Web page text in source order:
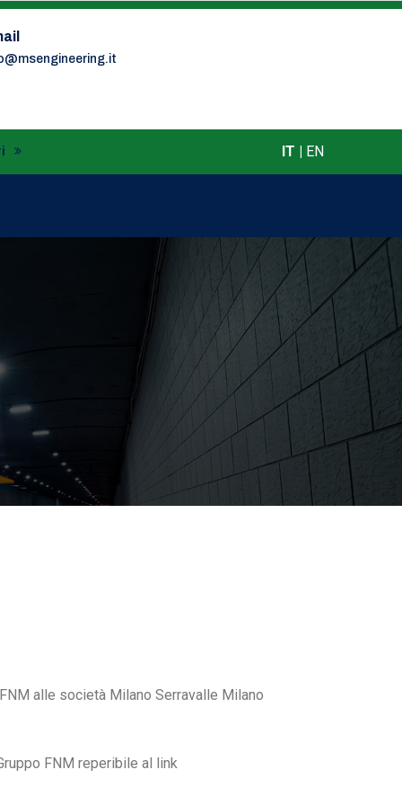
IT | EN
alle società Milano Serravalle Milano
FNM reperibile al link